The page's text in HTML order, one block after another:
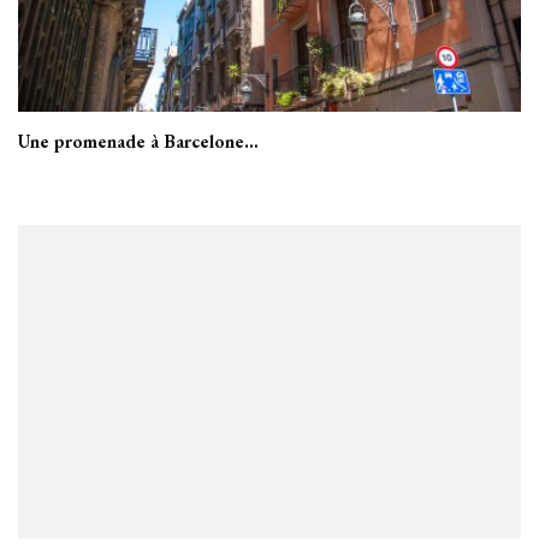
Une promenade à Barcelone…